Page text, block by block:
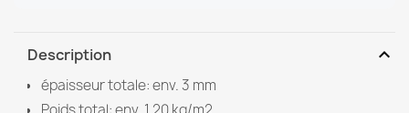
Description expand_more
épaisseur totale: env. 3 mm